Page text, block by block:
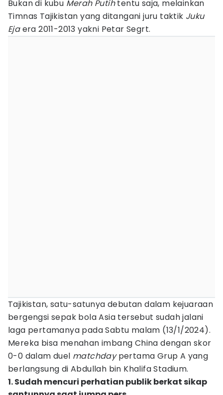
Bukan di kubu Merah Putihtentu saja, melainkan
Timnas Tajikistan yang ditangani juru taktik Juku
Ejaera 2011-2013 yakni Petar Segrt.
Tajikistan, satu-satunya debutan dalam kejuaraan
bergengsi sepak bola Asia tersebut sudah jalani
laga pertamanya pada Sabtu malam (13/1/2024).
Mereka bisa menahan imbang China dengan skor
0-0 dalam duel matchdaypertama Grup A yang
berlangsung di Abdullah bin Khalifa Stadium.
1. Sudah mencuri perhatian publik berkat sikap